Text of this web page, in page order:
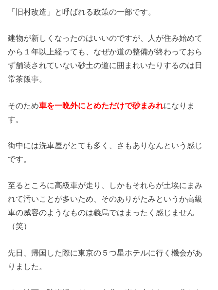
「旧村改造」と呼ばれる政策の一部です。
建物が新しくなったのはいいのですが、人が住み始めて
から１年以上経っても、なぜか道の整備が終わっておら
ず舗装されていない砂土の道に囲まれいたりするのは日
常茶飯事。
そのため車を一晩外にとめただけで砂まみれになりま
す。
街中には洗車屋がとても多く、さもありなんという感じ
です。
至るところに高級車が走り、しかもそれらが土埃にまみ
れて汚いことが多いため、そのありがたみというか高級
車の威容のようなものは義烏ではまったく感じません
（笑）
先日、帰国した際に東京の５つ星ホテルに行く機会があ
りました。